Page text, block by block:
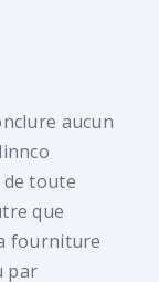
aucun
toute
que
fourniture
par